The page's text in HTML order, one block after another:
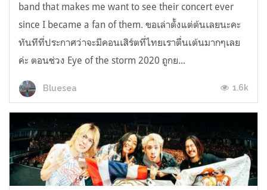
band that makes me want to see their concert ever
since I became a fan of them. ขอเล่าตั้งแต่ต้นเลยนะคะ
ทันทีที่ประกาศว่าจะมีคอนเสิร์ตที่ไทยเราตื่นเต้นมากๆเลย
ค่ะ ตอนช่วง Eye of the storm 2020 ถูกย...
Bluesea 1.6k